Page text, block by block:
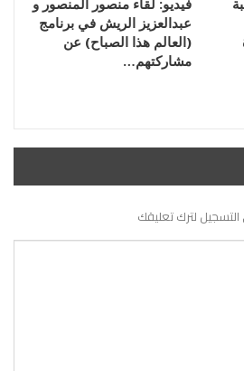
عبدالعزيز الريش في برنامج
(العالم هذا الصباح) عن
مشاركتهم…
لترك تعليقك